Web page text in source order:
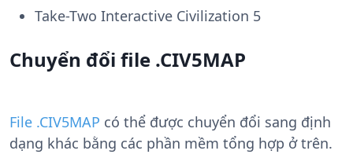
Take-Two Interactive Civilization 5
Chuyển đổi file .CIV5MAP
File .CIV5MAP có thể được chuyển đổi sang định
dạng khác bằng các phần mềm tổng hợp ở trên.